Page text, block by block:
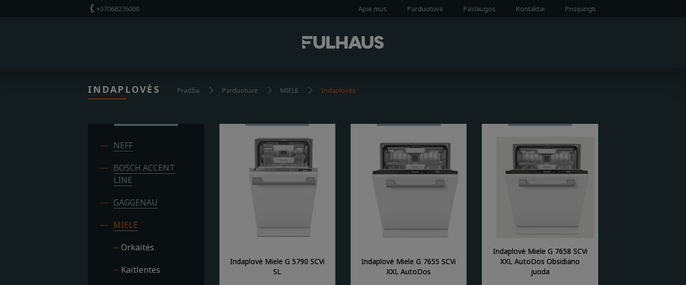
+37068276000 Apie mus Parduotuvė Paslaugos Kontaktai Prisijungti
INDAPLOVĖS Pradžia Parduotuvė MIELE Indaplovės
NEFF
BOSCH ACCENT
LINE
GAGGENAU
MIELE
Orkaitės
Kaitlentės
Indaplovė Miele G 5790 SCVi
SL
Indaplovė Miele G 7655 SCVi
XXL AutoDos
Indaplovė Miele G 7658 SCVi
XXL AutoDos Obsidiano
juoda
Paslaugos